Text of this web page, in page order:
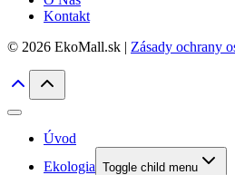
Kontakt
© 2026 EkoMall.sk | Zásady ochrany
Úvod
Ekologia Toggle child menu